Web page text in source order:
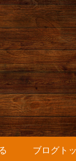
町
せ
音楽カフ
動
ブログト